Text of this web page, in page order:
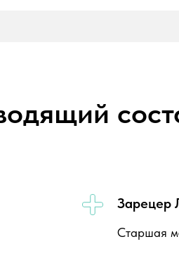
Зарецер
Старшая